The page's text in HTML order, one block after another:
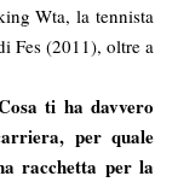
Wta, la tennista
Fes (2011), oltre a
ti ha davvero
per quale
racchetta per la